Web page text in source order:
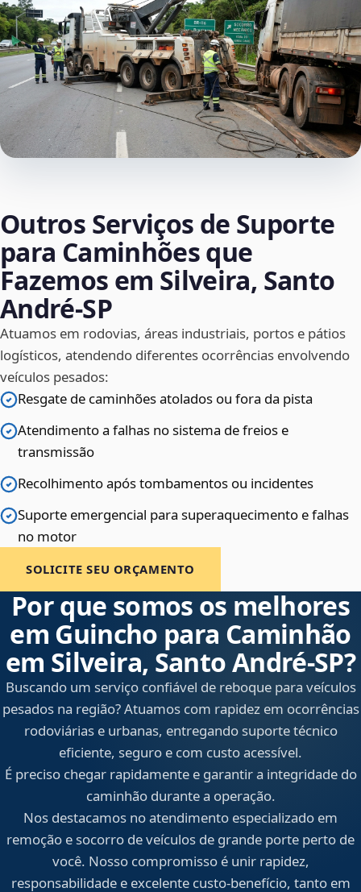
Outros Serviços de Suporte
para Caminhões que
Fazemos em Silveira, Santo
André‑SP
Atuamos em rodovias, áreas industriais, portos e pátios
logísticos, atendendo diferentes ocorrências envolvendo
veículos pesados:
Resgate de caminhões atolados ou fora da pista
Atendimento a falhas no sistema de freios e
transmissão
Recolhimento após tombamentos ou incidentes
Suporte emergencial para superaquecimento e falhas
no motor
SOLICITE SEU ORÇAMENTO
Por que somos os melhores
em Guincho para Caminhão
em Silveira, Santo André‑SP?
Buscando um serviço confiável de reboque para veículos
pesados na região? Atuamos com rapidez em ocorrências
rodoviárias e urbanas, entregando suporte técnico
eficiente, seguro e com custo acessível.
É preciso chegar rapidamente e garantir a integridade do
caminhão durante a operação.
Nos destacamos no atendimento especializado em
remoção e socorro de veículos de grande porte perto de
você. Nosso compromisso é unir rapidez,
responsabilidade e excelente custo-benefício, tanto em